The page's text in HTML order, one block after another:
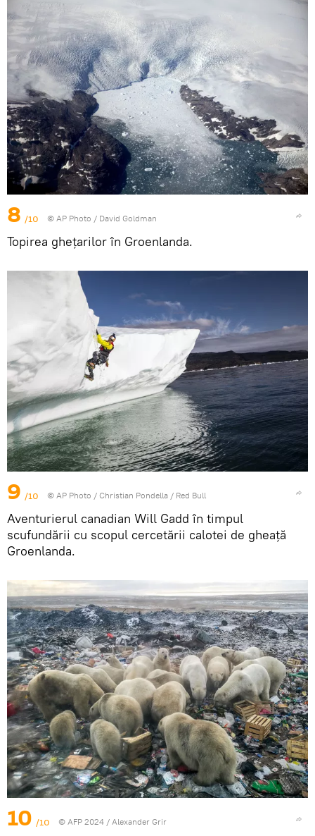
8 /10 © AP Photo / David Goldman
Topirea ghețarilor în Groenlanda.
9 /10 © AP Photo / Christian Pondella / Red Bull
Aventurierul canadian Will Gadd în timpul
scufundării cu scopul cercetării calotei de gheață
Groenlanda.
10 /10 © AFP 2024 / Alexander Grir